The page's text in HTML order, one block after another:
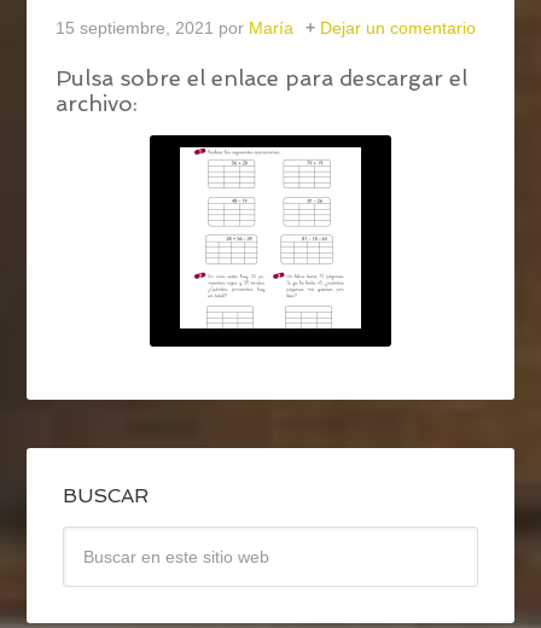
15 septiembre, 2021 por María Dejar un comentario
Pulsa sobre el enlace para descargar el
archivo:
BUSCAR